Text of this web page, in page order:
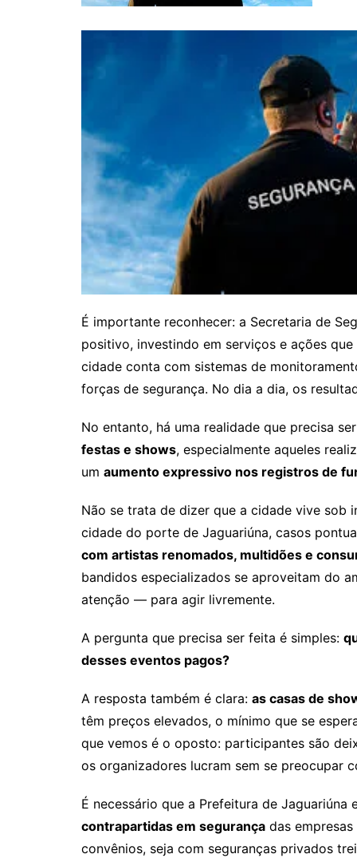
É importante reconhecer: a Secretaria de
positivo, investindo em serviços e ações
cidade conta com sistemas de
forças de segurança. No dia a dia, os
No entanto, há uma realidade que precisa
festas e shows, especialmente aqueles
um aumento expressivo nos registros de
Não se trata de dizer que a cidade vive sob
cidade do porte de Jaguariúna, casos
com artistas renomados, multidões e
bandidos especializados se aproveitam do
atenção — para agir livremente.
A pergunta que precisa ser feita é simples:
desses eventos pagos?
A resposta também é clara: as casas de
têm preços elevados, o mínimo que se
que vemos é o oposto: participantes são
os organizadores lucram sem se preocupar
É necessário que a Prefeitura de
contrapartidas em segurança das
convênios, seja com seguranças privados